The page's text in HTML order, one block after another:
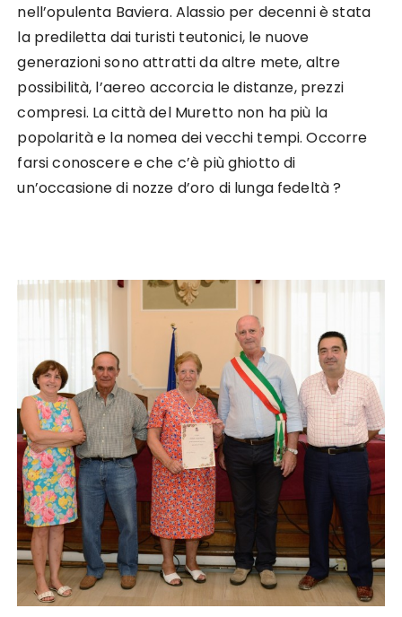
nell’opulenta Baviera. Alassio per decenni è stata
la prediletta dai turisti teutonici, le nuove
generazioni sono attratti da altre mete, altre
possibilità, l’aereo accorcia le distanze, prezzi
compresi. La città del Muretto non ha più la
popolarità e la nomea dei vecchi tempi. Occorre
farsi conoscere e che c’è più ghiotto di
un’occasione di nozze d’oro di lunga fedeltà ?